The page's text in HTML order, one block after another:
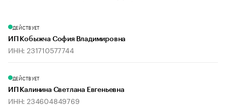
ДЕЙСТВУЕТ
ИП Кобыжча София Владимировна
ИНН: 231710577744
ДЕЙСТВУЕТ
ИП Калинина Светлана Евгеньевна
ИНН: 234604849769